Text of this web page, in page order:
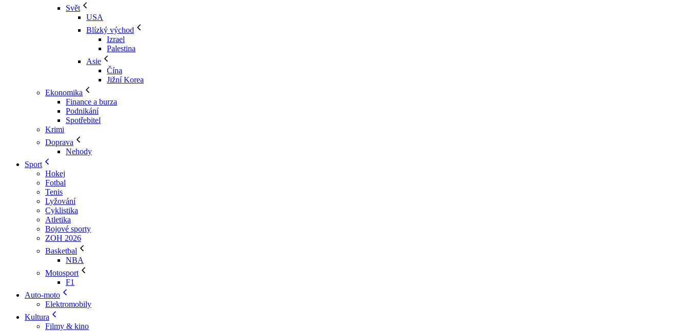
Svět
USA
Blízký východ
Izrael
Palestina
Asie
Čína
Jižní Korea
Ekonomika
Finance a burza
Podnikání
Spotřebitel
Krimi
Doprava
Nehody
Sport
Hokej
Fotbal
Tenis
Lyžování
Cyklistika
Atletika
Bojové sporty
ZOH 2026
Basketbal
NBA
Motosport
F1
Auto-moto
Elektromobily
Kultura
Filmy & kino